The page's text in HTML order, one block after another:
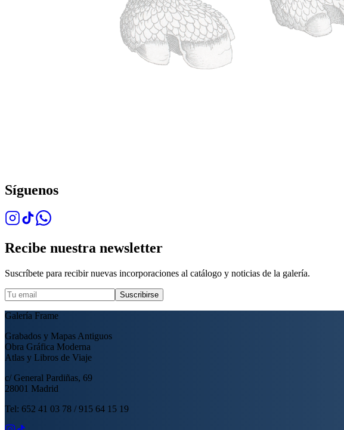
Síguenos
Recibe nuestra newsletter
Suscríbete para recibir nuevas incorporaciones al catálogo y noticias de la galería.
Suscribirse
Galería Frame
Grabados y Mapas Antiguos
Obra Gráfica Moderna
Atlas y Libros de Viaje
c/ General Pardiñas, 69
28001 Madrid
Tel: 652 41 03 78 / 915 64 15 19